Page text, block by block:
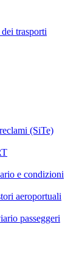
trasporti
(SiTe)
e condizioni
aeroportuali
passeggeri